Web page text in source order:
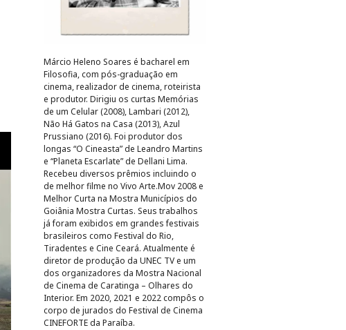
Márcio Heleno Soares é bacharel em
Filosofia, com pós-graduação em
cinema, realizador de cinema, roteirista
e produtor. Dirigiu os curtas Memórias
de um Celular (2008), Lambari (2012),
Não Há Gatos na Casa (2013), Azul
Prussiano (2016). Foi produtor dos
longas “O Cineasta” de Leandro Martins
e “Planeta Escarlate” de Dellani Lima.
Recebeu diversos prêmios incluindo o
de melhor filme no Vivo Arte.Mov 2008 e
Melhor Curta na Mostra Municípios do
Goiânia Mostra Curtas. Seus trabalhos
já foram exibidos em grandes festivais
brasileiros como Festival do Rio,
Tiradentes e Cine Ceará. Atualmente é
diretor de produção da UNEC TV e um
dos organizadores da Mostra Nacional
de Cinema de Caratinga – Olhares do
Interior. Em 2020, 2021 e 2022 compôs o
corpo de jurados do Festival de Cinema
CINEFORTE da Paraíba.